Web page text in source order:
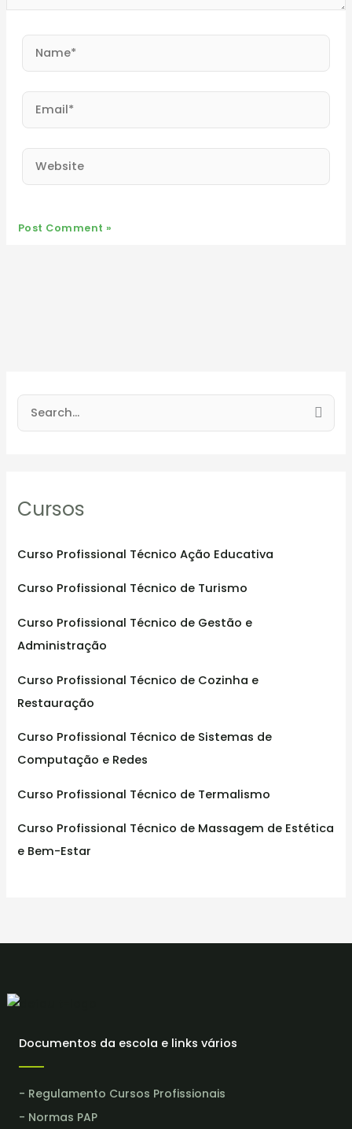
Website
c
f
r
:
Cursos
Curso Profissional Técnico Ação Educativa
Curso Profissional Técnico de Turismo
Curso Profissional Técnico de Gestão e
Administração
Curso Profissional Técnico de Cozinha e
Restauração
Curso Profissional Técnico de Sistemas de
Computação e Redes
Curso Profissional Técnico de Termalismo
Curso Profissional Técnico de Massagem de Estética
e Bem-Estar
Documentos da escola e links vários
- Regulamento Cursos Profissionais
- Normas PAP